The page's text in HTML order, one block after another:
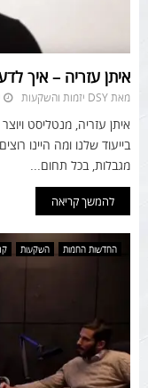
איתן עזריה – איך
מאתDSY יזמות והשקעות
איתן עזריה, מנטליסט
בייעוד שלנו ומה היינו
מגבלות, בכל תחום...
להמשך קריאה
החדשות החמות השקעות